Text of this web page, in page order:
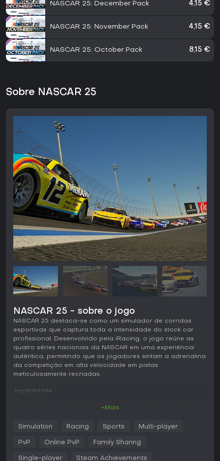
NASCAR 25: December Pack 4,15 €
NASCAR 25: November Pack 4,15 €
NASCAR 25: October Pack 8,15 €
Sobre NASCAR 25
NASCAR 25 - sobre o jogo
NASCAR 25 destaca-se como um simulador de corridas
esportivas que captura toda a intensidade do stock car
profissional. Desenvolvido pela iRacing, o jogo reúne as
quatro séries nacionais da NASCAR em uma experiência
autêntica, permitindo que os jogadores sintam a adrenalina
da competição em alta velocidade em pistas
meticulosamente recriadas.
Jogabilidade
ARCA Menards Series, NASCAR Xfinity Series, NASCAR
Craftsman Truck Series e NASCAR Cup Series, cada um com
colaboração de pilotos e equipes reais. O jogo simula
+Mais
Simulation Racing Sports Multi-player
PvP Online PvP Family Sharing
Single-player Steam Achievements